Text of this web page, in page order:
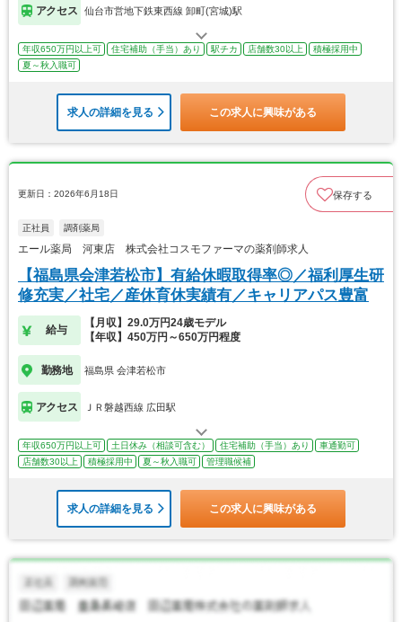
アクセス 仙台市営地下鉄東西線 卸町(宮城)駅
年収650万円以上可 住宅補助（手当）あり 駅チカ 店舗数30以上
積極採用中
夏～秋入職可
求人の詳細を見る この求人に興味がある
更新日：2026年6月18日 保存する
正社員 調剤薬局
エール薬局 河東店 株式会社コスモファーマの薬剤師求人
【福島県会津若松市】有給休暇取得率◎／福利厚生研
修充実／社宅／産休育休実績有／キャリアパス豊富
給与
【月収】29.0万円24歳モデル
【年収】450万円～650万円程度
勤務地 福島県 会津若松市
アクセス ＪＲ磐越西線 広田駅
年収650万円以上可 土日休み（相談可含む） 住宅補助（手当）あり
車通勤可
店舗数30以上
積極採用中 夏～秋入職可 管理職候補
求人の詳細を見る この求人に興味がある